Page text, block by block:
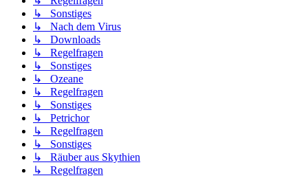
↳ Sonstiges
↳ Nach dem Virus
↳ Downloads
↳ Regelfragen
↳ Sonstiges
↳ Ozeane
↳ Regelfragen
↳ Sonstiges
↳ Petrichor
↳ Regelfragen
↳ Sonstiges
↳ Räuber aus Skythien
↳ Regelfragen